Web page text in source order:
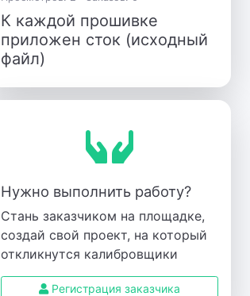
К каждой прошивке
приложен сток (исходный
файл)
Нужно выполнить работу?
Стань заказчиком на площадке,
создай свой проект, на который
откликнутся калибровщики
Регистрация заказчика